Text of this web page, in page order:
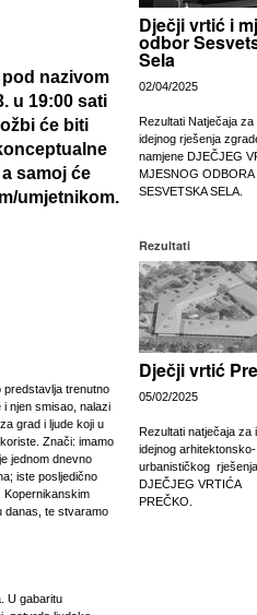
nazivom
u 19:00 sati
će biti
samoj će
umjetnikom.
predstavlja trenutno
njen smisao, nalazi
grad i ljude koji u
Znači: imamo
jednom dnevno
iste posljedično
Kopernikanskim
danas, te stvaramo
U gabaritu
Dječji vrtić i
odbor
Sela
02/04/2025
Rezultati Natječaja za
idejnog rješenja
namjene DJEČJEG
MJESNOG ODBORA
SESVETSKA SELA.
Rezultati
Dječji vrtić
05/02/2025
Rezultati natječaja za
idejnog arhitektonsko-
urbanističkog rješenja
DJEČJEG VRTIĆA
PREČKO.